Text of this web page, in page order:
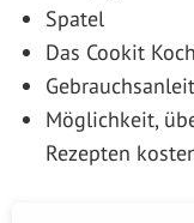
Spatel
Das Cookit
Möglichkeit,
Rezepten